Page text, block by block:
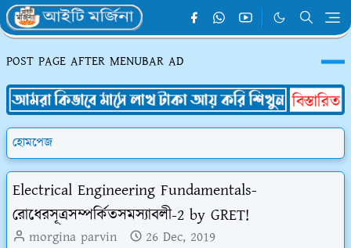
POST PAGE AFTER MENUBAR AD
হোমপেজ
Electrical Engineering Fundamentals-
রোধেরসূত্রসম্পর্কিতসমস্যাবলী-2 by GRET!
morgina parvin 26 Dec, 2019